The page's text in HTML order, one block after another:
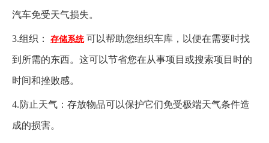
汽车免受天气损失。
3.组织： 存储系统可以帮助您组织车库，以便在需要时找
到所需的东西。这可以节省您在从事项目或搜索项目时的
时间和挫败感。
4.防止天气：存放物品可以保护它们免受极端天气条件造
成的损害。